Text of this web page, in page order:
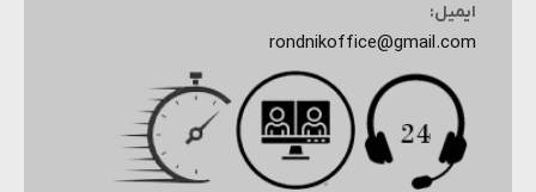
ایمیل:
rondnikoffice@gmail.com